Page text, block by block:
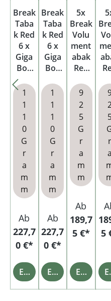
Break
Taba
k Red
6 x
Giga
Box
mit
wähl
baren
Filter
hülse
n
1
1
1
0
G
r
a
m
m
Ab
227,7
0 €*
Einzelheiten
Break
Taba
k Red
6 x
Giga
Box
wähl
baren
Hülse
n
1
1
1
0
G
r
a
m
m
Ab
227,7
0 €*
Einzelheiten
5x
Break
Volu
ment
abak
Red
Box
mit
2000
Speci
al
Size
Filter
hülse
n und
Asch
enbe
cher
9
2
5
G
r
a
m
m
Ab
189,7
5 €*
Einzelheiten
mit
r
a
5